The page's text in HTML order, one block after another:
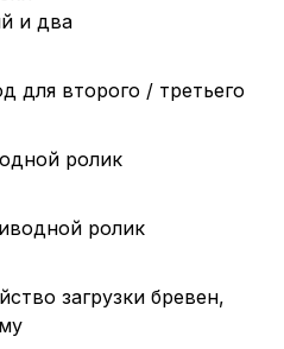
и два
для второго / третьего
ролик
ролик
загрузки бревен,